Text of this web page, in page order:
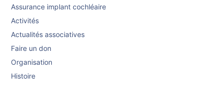
Assurance implant cochléaire
Activités
Actualités associatives
Faire un don
Organisation
Histoire